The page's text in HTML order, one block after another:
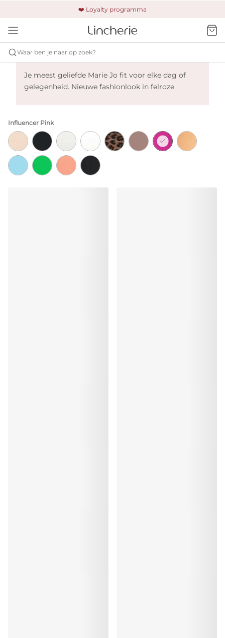
❤️ Loyalty programma
🚚 Gratis verzending & retour
🔒 Altijd veilig betalen
Waar ben je naar op zoek?
Marie Jo Tom - Influencer Pink
Je meest geliefde Marie Jo fit voor elke dag of
gelegenheid. Nieuwe fashionlook in felroze
Influencer Pink